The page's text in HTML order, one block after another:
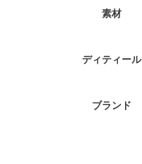
素材
ディティール
ブランド